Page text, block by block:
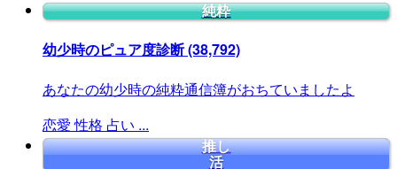
純粋
幼少時のピュア度診断(38,792)
あなたの幼少時の純粋通信簿がおちていましたよ
恋愛 性格 占い ...
推し
活